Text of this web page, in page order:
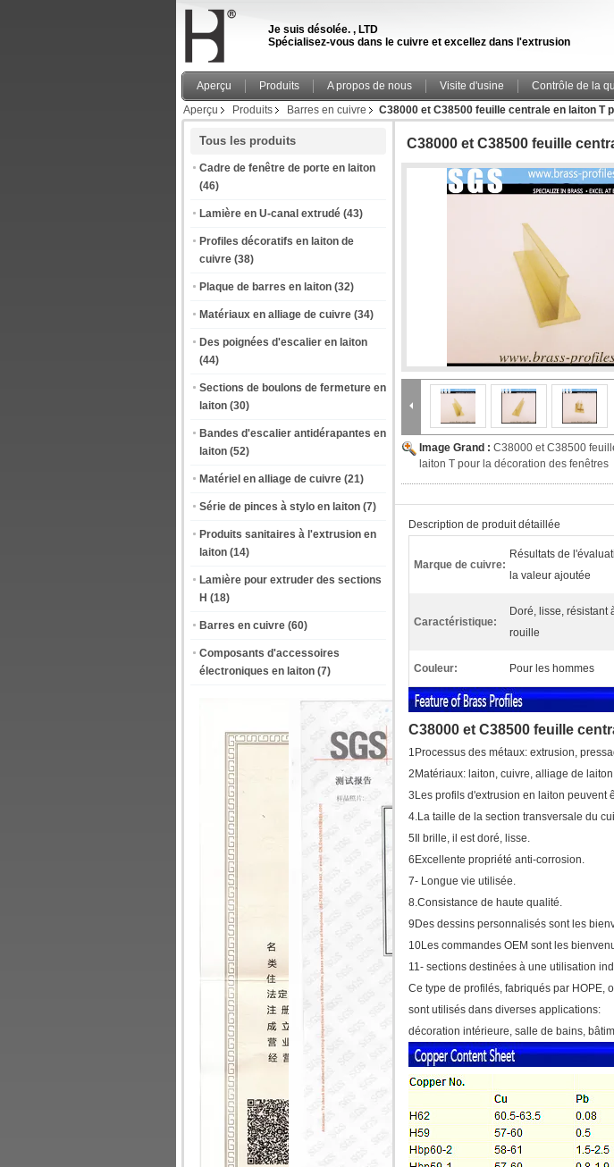
Je suis désolée. , LTD
Spécialisez-vous dans le cuivre et excellez dans l'extrusion
Aperçu Produits A propos de nous Visite d'usine Contrôle de la
Aperçu
Produits Barres en cuivre C38000 et C38500 feuille centrale en laiton T
Tous les produits
Cadre de fenêtre de porte en laiton
(46)
Lamière en U-canal extrudé (43)
Profiles décoratifs en laiton de
cuivre (38)
Plaque de barres en laiton (32)
Matériaux en alliage de cuivre (34)
Des poignées d'escalier en laiton
(44)
Sections de boulons de fermeture en
laiton (30)
Bandes d'escalier antidérapantes en
laiton (52)
Matériel en alliage de cuivre (21)
Série de pinces à stylo en laiton (7)
Produits sanitaires à l'extrusion en
laiton (14)
Lamière pour extruder des sections
H (18)
Barres en cuivre (60)
Composants d'accessoires
électroniques en laiton (7)
C38000 et C38500 feuille
Image Grand : C38000 et C38500
laiton T pour la décoration des fenêtres
Description de produit détaillée
Marque de cuivre:
Résultats de
la valeur ajoutée
Caractéristique:
Doré, lisse, résistant
rouille
Couleur: Pour les hommes
C38000 et C38500 feuille
1Processus des métaux: extrusion,
2Matériaux: laiton, cuivre, alliage de
3Les profils d'extrusion en laiton peuvent
4.La taille de la section transversale du
5Il brille, il est doré, lisse.
6Excellente propriété anti-corrosion.
7- Longue vie utilisée.
8.Consistance de haute qualité.
9Des dessins personnalisés sont les
10Les commandes OEM sont les
11- sections destinées à une utilisation
Ce type de profilés, fabriqués par HOPE,
sont utilisés dans diverses applications:
décoration intérieure, salle de bains,